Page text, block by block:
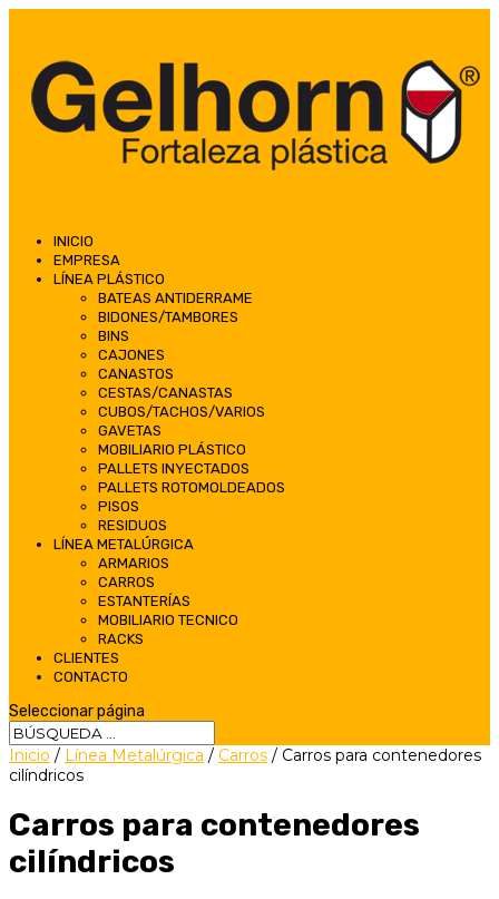
INICIO
EMPRESA
LÍNEA PLÁSTICO
BATEAS ANTIDERRAME
BIDONES/TAMBORES
BINS
CAJONES
CANASTOS
CESTAS/CANASTAS
CUBOS/TACHOS/VARIOS
GAVETAS
MOBILIARIO PLÁSTICO
PALLETS INYECTADOS
PALLETS ROTOMOLDEADOS
PISOS
RESIDUOS
LÍNEA METALÚRGICA
ARMARIOS
CARROS
ESTANTERÍAS
MOBILIARIO TECNICO
RACKS
CLIENTES
CONTACTO
Seleccionar página
Inicio / Línea Metalúrgica / Carros / Carros para contenedores
cilíndricos
Carros para contenedores
cilíndricos